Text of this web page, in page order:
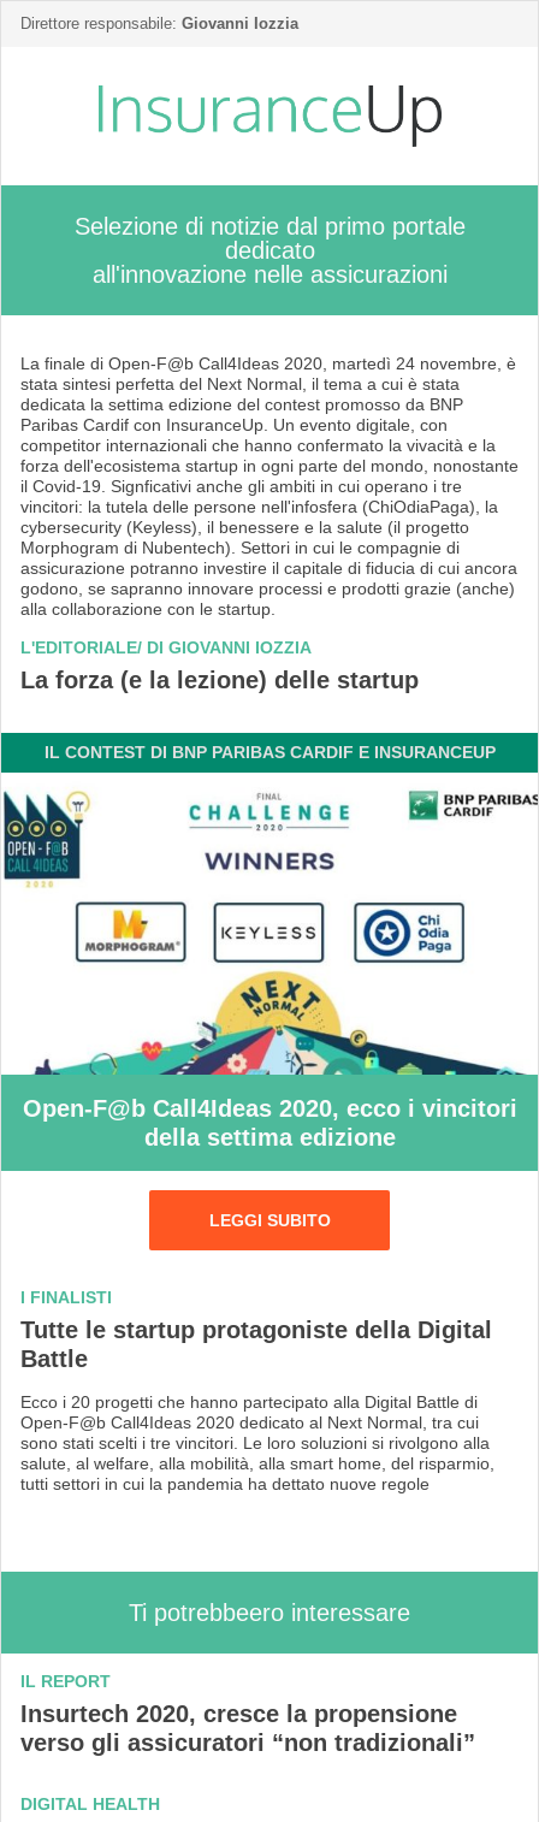
Direttore responsabile: Giovanni Iozzia
Selezione di notizie dal primo portale
dedicato
all'innovazione nelle assicurazioni
La finale di Open-F@b Call4Ideas 2020, martedì 24 novembre, è
stata sintesi perfetta del Next Normal, il tema a cui è stata
dedicata la settima edizione del contest promosso da BNP
Paribas Cardif con InsuranceUp. Un evento digitale, con
competitor internazionali che hanno confermato la vivacità e la
forza dell'ecosistema startup in ogni parte del mondo, nonostante
il Covid-19. Signficativi anche gli ambiti in cui operano i tre
vincitori: la tutela delle persone nell'infosfera (ChiOdiaPaga), la
cybersecurity (Keyless), il benessere e la salute (il progetto
Morphogram di Nubentech). Settori in cui le compagnie di
assicurazione potranno investire il capitale di fiducia di cui ancora
godono, se sapranno innovare processi e prodotti grazie (anche)
alla collaborazione con le startup.
L'EDITORIALE/ DI GIOVANNI IOZZIA
La forza (e la lezione) delle startup
IL CONTEST DI BNP PARIBAS CARDIF E INSURANCEUP
Open-F@b Call4Ideas 2020, ecco i vincitori
della settima edizione
LEGGI SUBITO
I FINALISTI
Tutte le startup protagoniste della Digital
Battle
Ecco i 20 progetti che hanno partecipato alla Digital Battle di
Open-F@b Call4Ideas 2020 dedicato al Next Normal, tra cui
sono stati scelti i tre vincitori. Le loro soluzioni si rivolgono alla
salute, al welfare, alla mobilità, alla smart home, del risparmio,
tutti settori in cui la pandemia ha dettato nuove regole
Ti potrebbeero interessare
IL REPORT
Insurtech 2020, cresce la propensione
verso gli assicuratori “non tradizionali”
DIGITAL HEALTH